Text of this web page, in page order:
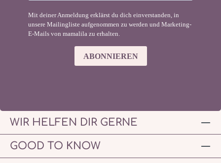
Mit deiner Anmeldung erklärst du dich einverstanden, in
unsere Mailingliste aufgenommen zu werden und Marketing-
E-Mails von mamalila zu erhalten.
ABONNIEREN
WIR HELFEN DIR GERNE
GOOD TO KNOW